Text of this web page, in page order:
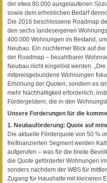
der etwa 80.000 ausgelaufenen
sowie dem erheblichen Bedarf
Die 2016 beschlossene Roadmap
den sechs landeseigenen
400.000 Wohnungen im Bestand,
Neubau. Ein nüchterner Blick auf
der Roadmap – bezahlbarer
Neubau nicht eingelöst werden.
mitpreisgebundene Wohnungen
Erhöhung der Quoten, sondern es
mehr Nachhaltigkeit erforderlich,
Fördergeldern, die in den
Unsere Forderungen für die
1. Neubauförderung: Quote auf
Die aktuelle Förderquote von 50 %
freifinanzierten Segment werden
aufgerufen – was für die breite
die Quote geförderter Wohnungen
sonders nachdem der WBS für
Zugang für Haushalte mit kleineren